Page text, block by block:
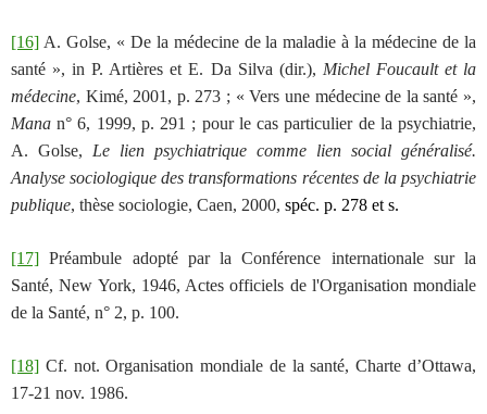
[16] A. Golse, « De la médecine de la maladie à la médecine de la
santé », in P. Artières et E. Da Silva (dir.), Michel Foucault et la
médecine, Kimé, 2001, p. 273 ; « Vers une médecine de la santé »,
Mana n° 6, 1999, p. 291 ; pour le cas particulier de la psychiatrie,
A. Golse, Le lien psychiatrique comme lien social généralisé.
Analyse sociologique des transformations récentes de la psychiatrie
publique, thèse sociologie, Caen, 2000, spéc. p. 278 et s.
[17] Préambule adopté par la Conférence internationale sur la
Santé, New York, 1946, Actes officiels de l'Organisation mondiale
de la Santé, n° 2, p. 100.
[18] Cf. not.Organisation mondiale de la santé, Charte d’Ottawa,
17-21 nov. 1986.